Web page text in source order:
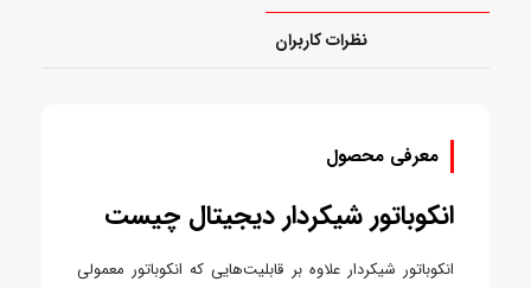
نظرات کاربران
معرفی محصول
انکوباتور شیکردار دیجیتال چیست
انکوباتور شیکردار علاوه بر قابلیت‌هایی که انکوباتور معمولی